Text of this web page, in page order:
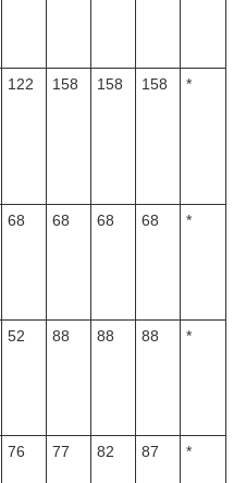
122 158 158 158 *
68 68 68 68 *
52 88 88 88 *
76 77 82 87 *